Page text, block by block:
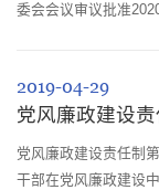
委会会议审议批准
《中国共产党党内监
《中华人民共和国
克思列宁主义、毛泽...
2019-04-29
党风廉政建设责
党风廉政建设责任制
干部在党风廉政建设